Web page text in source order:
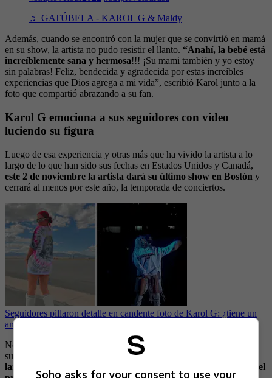
♬ GATÚBELA - KAROL G & Maldy
Además, cuando se encontró con la mujer que se convirtió en mamá
en su show, la artista no pudo resistir el llanto. “Anahí, la bebé está
increíblemente sana y hermosa!!! ¡Su mami también y yo estoy
sin palabras! Feliz, bendecida y agradecida por estas increíbles
experiencias que Dios agrega a mi vida”, escribió Karol junto a la
foto que compartió abrazando a su fan.
Karol G emociona a sus seguidores con video
luciendo su figura
Luego de esa experiencia y otras más que ha vivido la artista a lo
largo de lo que han sido sus fechas en Estados Unidos y Canadá,
este 2 de noviembre la artista dará su último show en Bostón y
cerrará al menos por este año, la temporada de conciertos.
Seguidores pillaron detalle en candente foto de Karol G: ¿tiene un
amor secreto?
No obstante, ha dejado ver que sigue trabajando en el estudio con
sus amigos y productores al parecer en lo que serán
lanzamientos musicales para lo que queda de este año o quizá el
Soho asks for your consent to use your